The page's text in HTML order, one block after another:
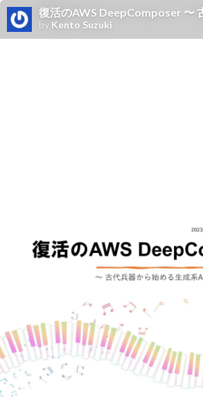
復活のAWS DeepComposer 〜
by Kento Suzuki